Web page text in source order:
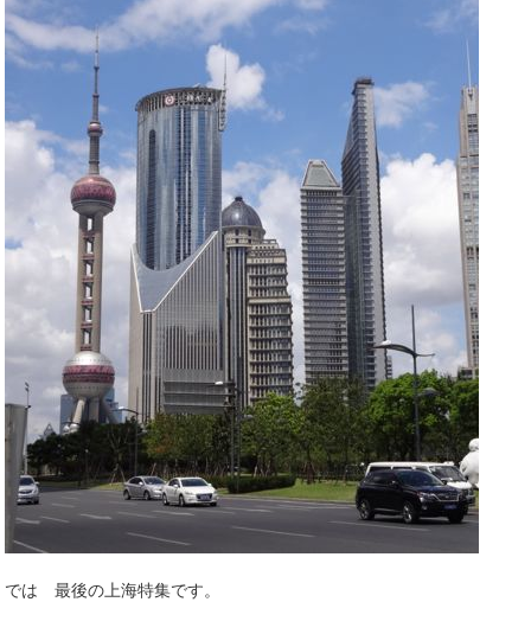
では 最後の上海特集です。